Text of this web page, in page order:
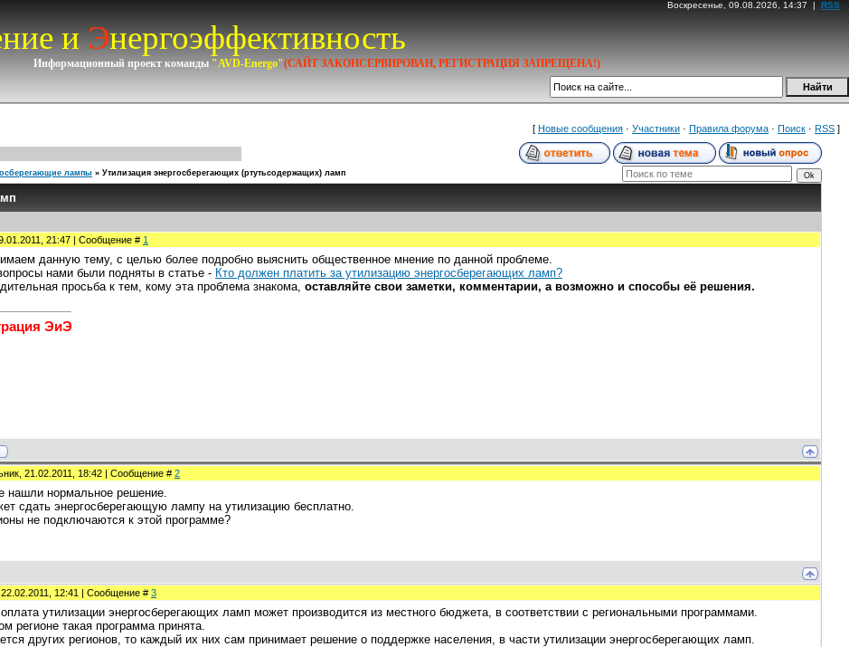
Воскресенье, 09.08.2026, 14:37 | RSS
и Энергоэффективность
Информационный проект команды "AVD-Energo"(САЙТ ЗАКОНСЕРВИРОВАН, РЕГИСТРАЦИЯ ЗАПРЕЩЕНА!)
[ Новые сообщения · Участники · Правила форума · Поиск · RSS ]
лампы » Утилизация энергосберегающих (ртутьсодержащих) ламп
21:47 | Сообщение # 1
данную тему, с целью более подробно выяснить общественное мнение по данной проблеме.
нами были подняты в статье - Кто должен платить за утилизацию энергосберегающих ламп?
просьба к тем, кому эта проблема знакома, оставляйте свои заметки, комментарии, а возможно и способы её решения.
ЭиЭ
21.02.2011, 18:42 | Сообщение # 2
нашли нормальное решение.
сдать энергосберегающую лампу на утилизацию бесплатно.
не подключаются к этой программе?
22.02.2011, 12:41 | Сообщение # 3
утилизации энергосберегающих ламп может производится из местного бюджета, в соответствии с региональными программами.
регионе такая программа принята.
других регионов, то каждый их них сам принимает решение о поддержке населения, в части утилизации энергосберегающих ламп.